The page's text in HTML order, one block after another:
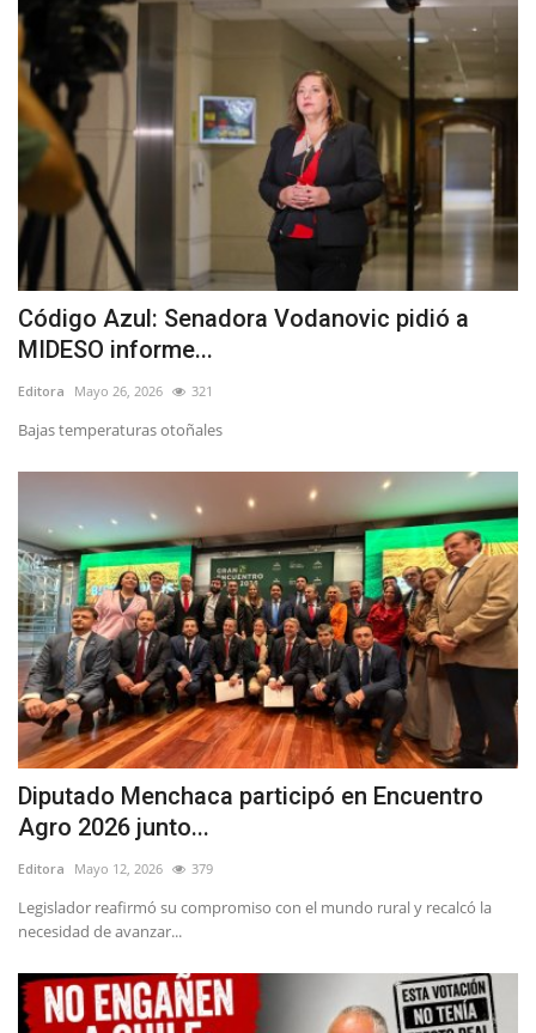
Código Azul: Senadora Vodanovic pidió a
MIDESO informe...
Editora Mayo 26, 2026 321
Bajas temperaturas otoñales
Diputado Menchaca participó en Encuentro
Agro 2026 junto...
Editora Mayo 12, 2026 379
Legislador reafirmó su compromiso con el mundo rural y recalcó la
necesidad de avanzar...